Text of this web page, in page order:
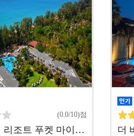
(0.0/10)점
리조트 푸켓 마이… 더